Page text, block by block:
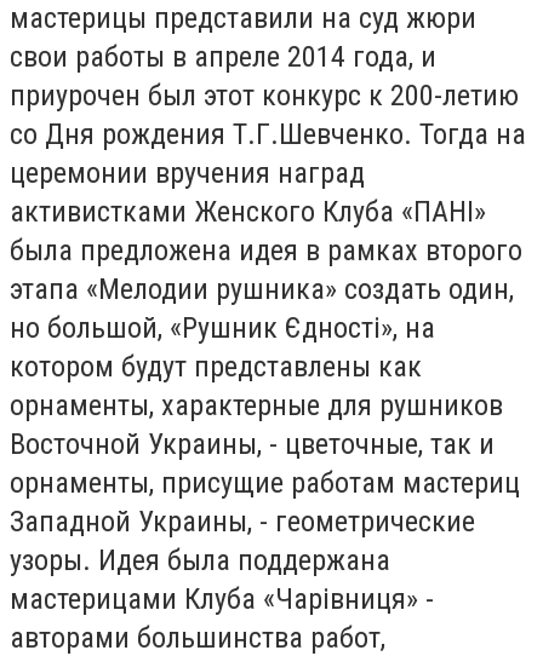
мастерицы представили на суд жюри
свои работы в апреле 2014 года, и
приурочен был этот конкурс к 200-летию
со Дня рождения Т.Г.Шевченко. Тогда на
церемонии вручения наград
активистками Женского Клуба «ПАНІ»
была предложена идея в рамках второго
этапа «Мелодии рушника» создать один,
но большой, «Рушник Єдності», на
котором будут представлены как
орнаменты, характерные для рушников
Восточной Украины, - цветочные, так и
орнаменты, присущие работам мастериц
Западной Украины, - геометрические
узоры. Идея была поддержана
мастерицами Клуба «Чарівниця» -
авторами большинства работ,